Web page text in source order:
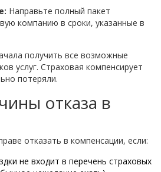
Направьте полный пакет
компанию в сроки, указанные в
получить все возможные
услуг. Страховая компенсирует
потеряли.
отказа в
отказать в компенсации, если:
не входит в перечень страховых